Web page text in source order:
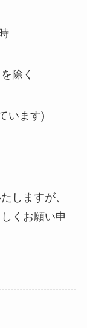
除く
います)
しますが、
くお願い申